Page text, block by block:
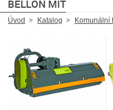
BELLON MIT
Úvod Katalog Komunální